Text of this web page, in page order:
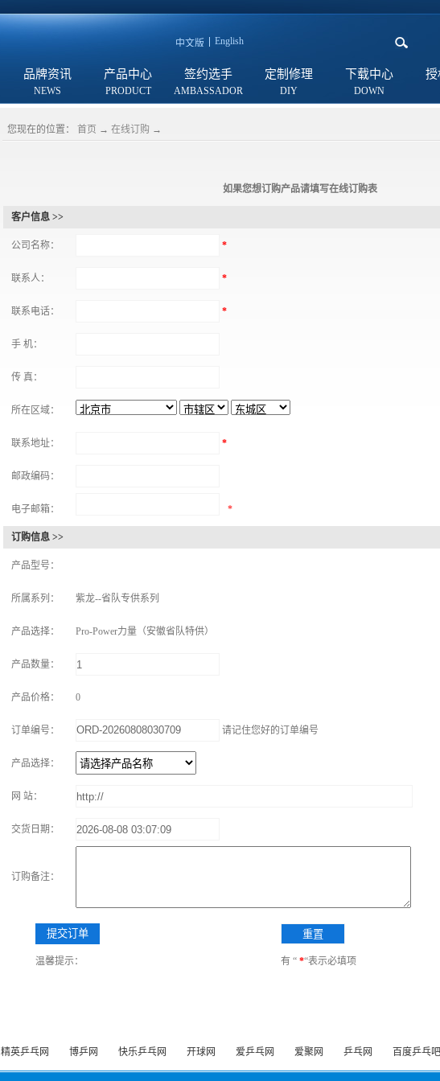
中文版 English
品牌资讯 产品中心 签约选手 定制修理 下载中心 授
您现在的位置： 首页 → 在线订购 →
如果您想订购产品请填写在线订购表
客户信息 >>
公司名称： *
联系人： *
联系电话： *
手 机：
传 真：
所在区域：
联系地址： *
邮政编码：
电子邮箱： *
订购信息 >>
产品型号：
所属系列： 紫龙--省队专供系列
产品选择： Pro-Power力量（安徽省队特供）
产品数量：
产品价格： 0
订单编号： 请记住您好的订单编号
产品选择：
网 站：
交货日期：
订购备注：
温馨提示： 有 “ *“表示必填项
精英乒乓网 博乒网 快乐乒乓网 开球网 爱乒乓网 爱聚网 乒乓网 百度乒乓吧